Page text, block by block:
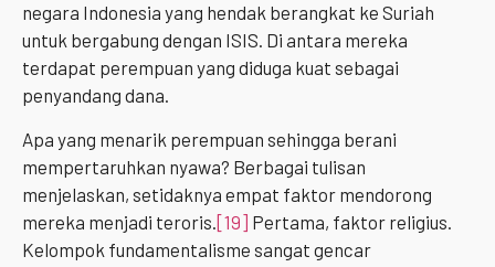
negara Indonesia yang hendak berangkat ke Suriah
untuk bergabung dengan ISIS. Di antara mereka
terdapat perempuan yang diduga kuat sebagai
penyandang dana.
Apa yang menarik perempuan sehingga berani
mempertaruhkan nyawa? Berbagai tulisan
menjelaskan, setidaknya empat faktor mendorong
mereka menjadi teroris. [19] Pertama, faktor religius.
Kelompok fundamentalisme sangat gencar